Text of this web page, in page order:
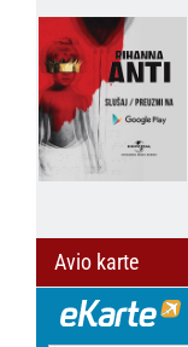
Avio karte